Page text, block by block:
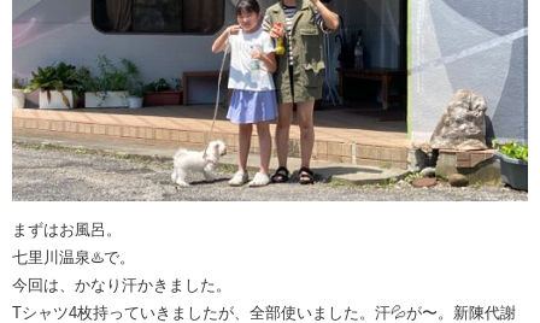
まずはお風呂。
七里川温泉♨️で。
今回は、かなり汗かきました。
Tシャツ4枚持っていきましたが、全部使いました。汗💦が〜。新陳代謝